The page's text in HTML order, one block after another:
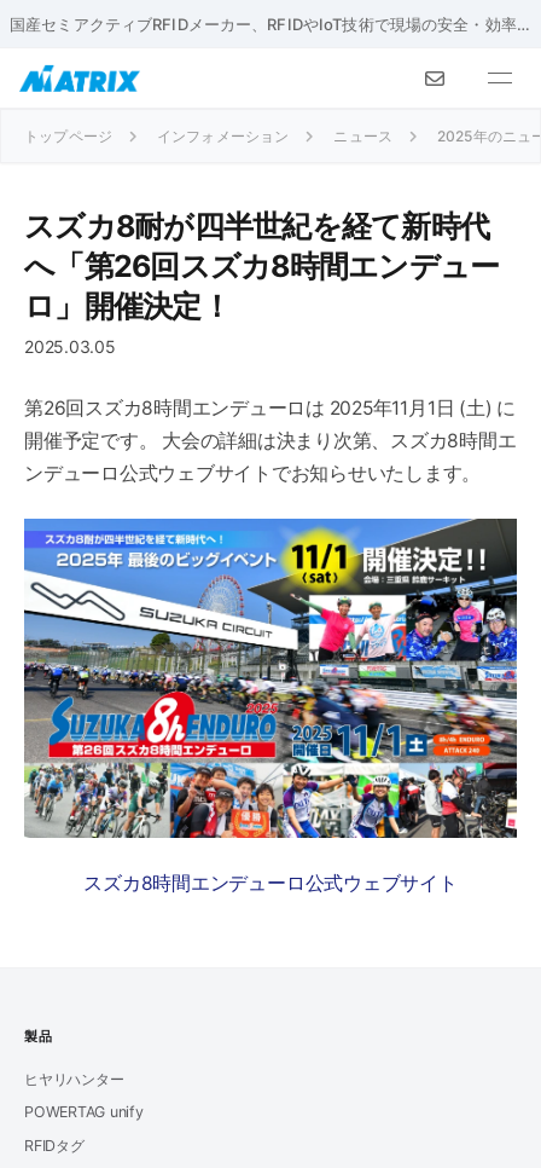
国産セミアクティブRFIDメーカー、RFIDやIoT技術で現場の安全・効率化を実現
トップページ インフォメーション ニュース 2025年のニュ
スズカ8耐が四半世紀を経て新時代
へ「第26回スズカ8時間エンデュー
ロ」開催決定！
2025.03.05
第26回スズカ8時間エンデューロは 2025年11月1日 (土) に
開催予定です。 大会の詳細は決まり次第、スズカ8時間エ
ンデューロ公式ウェブサイトでお知らせいたします。
スズカ8時間エンデューロ公式ウェブサイト
製品
ヒヤリハンター
POWERTAG unify
RFIDタグ